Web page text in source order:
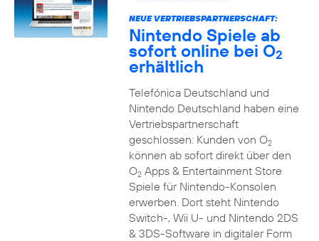
NEUE VERTRIEBSPARTNERSCHAFT:
Nintendo Spiele ab
sofort online bei O2
erhältlich
Telefónica Deutschland und
Nintendo Deutschland haben eine
Vertriebspartnerschaft
geschlossen: Kunden von O2
können ab sofort direkt über den
O2Apps & Entertainment Store
Spiele für Nintendo-Konsolen
erwerben. Dort steht Nintendo
Switch-, Wii U- und Nintendo 2DS
& 3DS-Software in digitaler Form